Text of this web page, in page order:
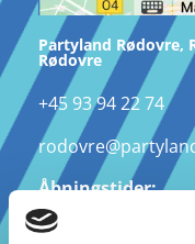
Partyland Rødovre,
Rødovre
+45 93 94 22 74
Åbningstider:
Hverdage: 10.00 –